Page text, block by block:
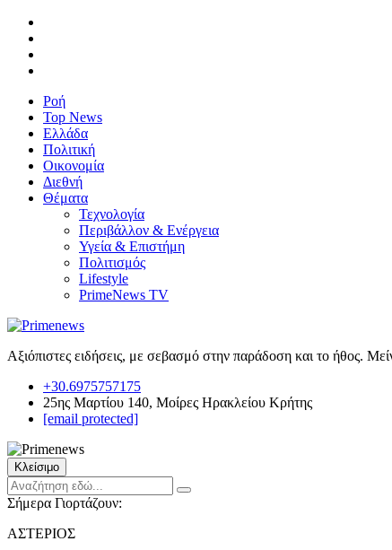
Ροή
Top News
Ελλάδα
Πολιτική
Οικονομία
Διεθνή
Θέματα
Τεχνολογία
Περιβάλλον & Ενέργεια
Υγεία & Επιστήμη
Πολιτισμός
Lifestyle
PrimeNews TV
Αξιόπιστες ειδήσεις, με σεβασμό στην παράδοση και το ήθος.
+30.6975757175
25ης Μαρτίου 140, Μοίρες Ηρακλείου Κρήτης
[email protected]
Κλείσιμο
Σήμερα Γιορτάζουν:
ΑΣΤΕΡΙΟΣ